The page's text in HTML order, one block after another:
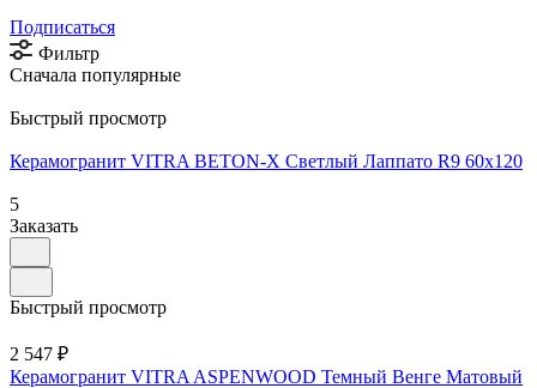
Подписаться
Фильтр
Сначала популярные
Быстрый просмотр
Керамогранит VITRA BETON-X Cветлый Лаппато R9 60x120
5
Заказать
Быстрый просмотр
2 547 ₽
Керамогранит VITRA ASPENWOOD Темный Венге Матовый